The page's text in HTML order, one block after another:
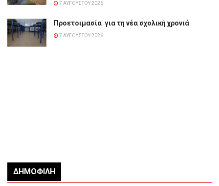
7 ΑΥΓΟΎΣΤΟΥ 2026
Προετοιμασία για τη νέα σχολική χρονιά
7 ΑΥΓΟΎΣΤΟΥ 2026
ΔΗΜΟΦΙΛΉ